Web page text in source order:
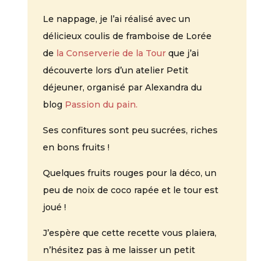
Le nappage, je l’ai réalisé avec un
délicieux coulis de framboise de Lorée
de la Conserverie de la Tourque j’ai
découverte lors d’un atelier Petit
déjeuner, organisé par Alexandra du
blog Passion du pain.
Ses confitures sont peu sucrées, riches
en bons fruits !
Quelques fruits rouges pour la déco, un
peu de noix de coco rapée et le tour est
joué !
J’espère que cette recette vous plaiera,
n’hésitez pas à me laisser un petit